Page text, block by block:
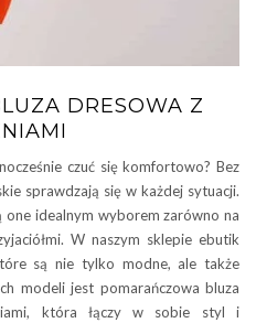
DRESOWA Z
czuć się komfortowo? Bez
sprawdzają się w każdej sytuacji.
one idealnym wyborem zarówno na
W naszym sklepie ebutik
są nie tylko modne, ale także
modeli jest pomarańczowa bluza
która łączy w sobie styl i